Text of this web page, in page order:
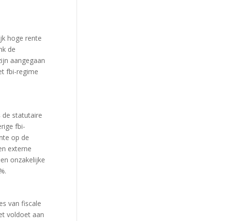
hoge rente
de
aangegaan
fbi-regime
de statutaire
fbi-
op de
externe
onzakelijke
van fiscale
voldoet aan